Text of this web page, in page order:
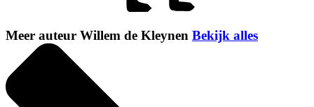
Meer auteur Willem de Kleynen Bekijk alles